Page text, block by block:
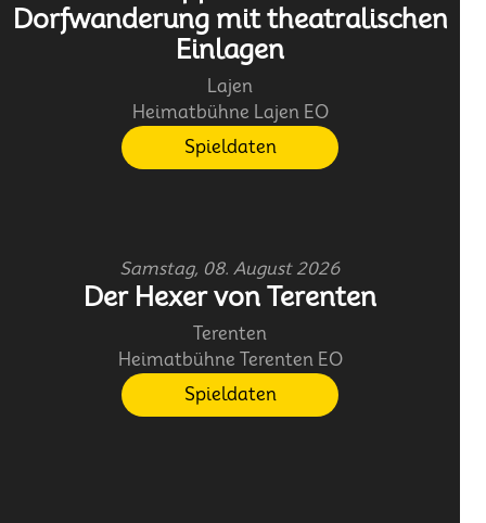
Dorfwanderung mit theatralischen
Einlagen
Lajen
Heimatbühne Lajen EO
Spieldaten
Samstag, 08. August 2026
Der Hexer von Terenten
Terenten
Heimatbühne Terenten EO
Spieldaten